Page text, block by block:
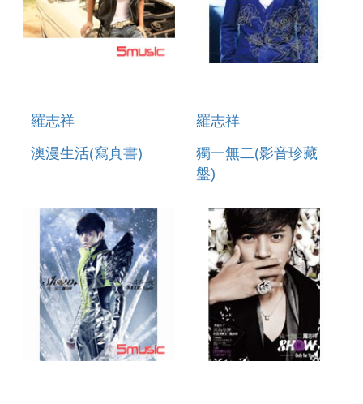
羅志祥
澳漫生活(寫真書)
羅志祥
獨一無二(影音珍藏
盤)